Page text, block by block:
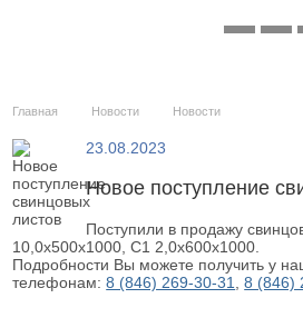
Главная Новости Новости
23.08.2023
Новое поступление
Поступили в продажу
10,0х500х1000, С1 2,0х600х1000.
Подробности Вы можете получить у
телефонам:8 (846) 269-30-31 ,8 (846)